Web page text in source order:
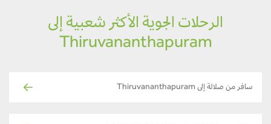
الرحلات الجوية الأكثر شعبية إلى
Thiruvananthapuram
سافر من صلالة إلى Thiruvananthapuram